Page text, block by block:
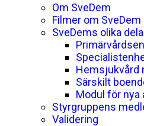
Om SveDem
Filmer om SveDem
SveDems olika
Hemsjukvård
Särskilt
Modul för nya
Styrgruppens
Validering